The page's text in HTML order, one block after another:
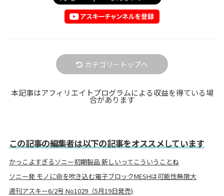
カテゴリートップへ
本記事はアフィリエイトプログラムによる収益を得ている場
合があります
この記事の編集者は以下の記事をオススメしています
かっこよすぎるソニー初期製品 新しいってこういうことね
ソニー発 モノに命を吹き込む電子ブロックMESHは可能性無限大
週刊アスキー6/2号 No1029（5月19日発売)